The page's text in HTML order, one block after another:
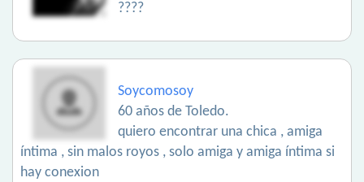
????
Soycomosoy
60 años de Toledo.
quiero encontrar una chica , amiga
íntima , sin malos royos , solo amiga y amiga íntima si
hay conexion